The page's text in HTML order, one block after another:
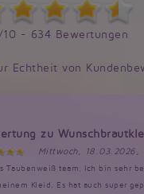
10 - 634 Bewertungen
Echtheit von
zu
Mittwoch, 18.03.2026,
Taubenweiß team, Ich bin sehr
Kleid. Es hat auch super